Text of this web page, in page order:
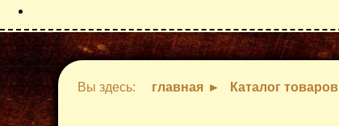
Вы здесь: главная Каталог товаров